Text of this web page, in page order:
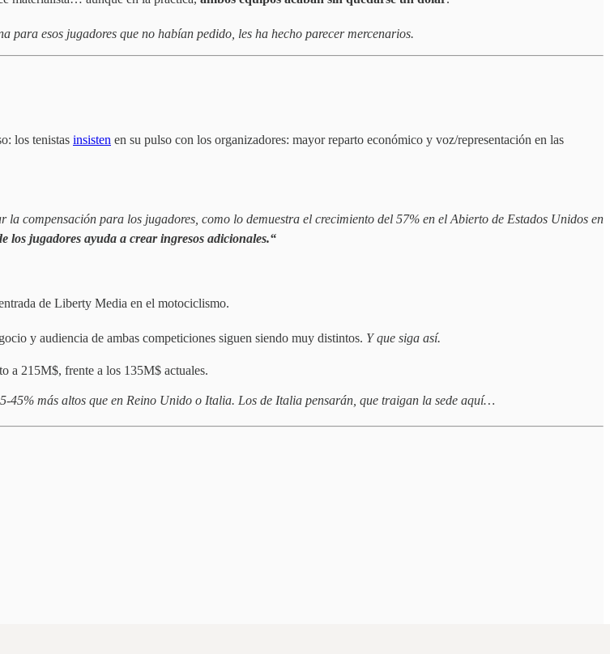
para esos jugadores que no habían pedido, les ha hecho parecer mercenarios.
los tenistas insisten en su pulso con los organizadores: mayor reparto económico y voz/representación en las
compensación para los jugadores, como lo demuestra el crecimiento del 57% en el Abierto de Estados Unidos en
los jugadores ayuda a crear ingresos adicionales.“
de Liberty Media en el motociclismo.
y audiencia de ambas competiciones siguen siendo muy distintos. Y que siga así.
a 215M$, frente a los 135M$ actuales.
más altos que en Reino Unido o Italia. Los de Italia pensarán, que traigan la sede aquí…